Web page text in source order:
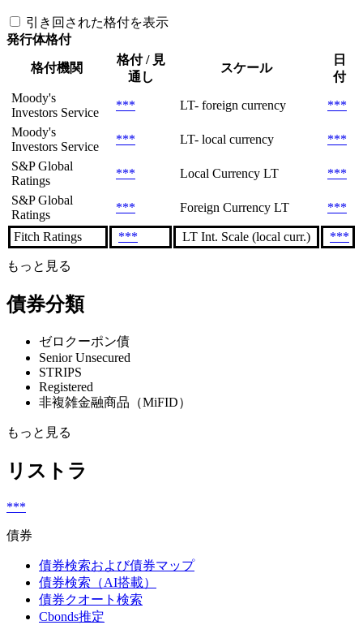
引き回された格付を表示
発行体格付
格付機関
格付 / 見
通し
スケール
日
付
Moody's
Investors Service
*** LT- foreign currency
***
Moody's
Investors Service
*** LT- local currency
***
S&P Global
Ratings
*** Local Currency LT
***
S&P Global
Ratings
*** Foreign Currency LT ***
Fitch Ratings *** LT Int. Scale (local curr.) ***
もっと見る
債券分類
ゼロクーポン債
Senior Unsecured
STRIPS
Registered
非複雑金融商品（MiFID）
もっと見る
リストラ
***
債券
債券検索および債券マップ
債券検索（AI搭載）
債券クオート検索
Cbonds推定